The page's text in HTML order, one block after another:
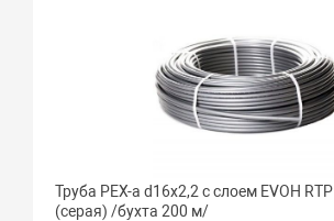
Труба PEX-a d16х2,2 с слоем EVOH RTP
(серая) /бухта 200 м/